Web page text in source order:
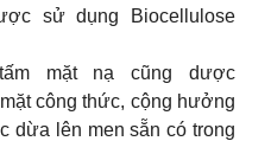
sử dụng Biocellulose
mặt nạ cũng dược
công thức, cộng hưởng
dừa lên men sẵn có trong